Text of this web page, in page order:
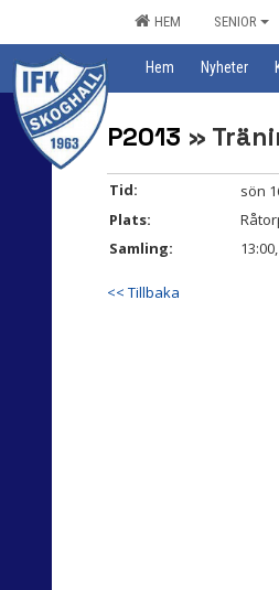
HEM SENIOR
Hem Nyheter
P2013 »
Tid:
sön
Plats:
Samling:
<< Tillbaka